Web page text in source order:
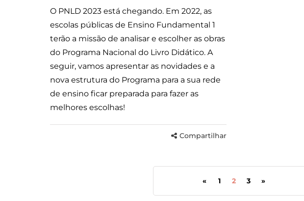
O PNLD 2023 está chegando. Em 2022, as
escolas públicas de Ensino Fundamental 1
terão a missão de analisar e escolher as obras
do Programa Nacional do Livro Didático. A
seguir, vamos apresentar as novidades e a
nova estrutura do Programa para a sua rede
de ensino ficar preparada para fazer as
melhores escolhas!
Compartilhar
« 1 2 3 »